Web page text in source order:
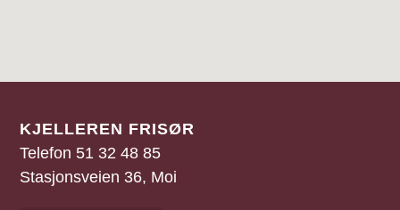
KJELLEREN FRISØR
Telefon 51 32 48 85
Stasjonsveien 36, Moi